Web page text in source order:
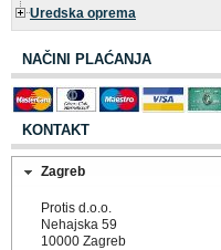
Uredska oprema
NAČINI PLAĆANJA
KONTAKT
Zagreb
Protis d.o.o.
Nehajska 59
10000 Zagreb